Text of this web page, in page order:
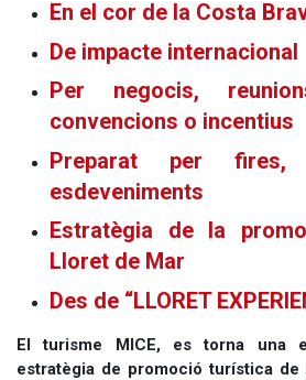
En el cor de la Costa
De impacte internacional
Per negocis,
convencions o incentius
Preparat per fires,
esdeveniments
Estratègia de la
Lloret de Mar
Des de “LLORET
El turisme MICE, es torna una
estratègia de promoció turística